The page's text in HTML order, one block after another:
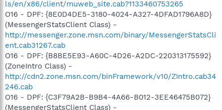
ls/en/x86/client/muweb_site.cab?1133460753265
O16 - DPF: {8E0D4DE5-3180-4024-A327-4DFAD1796A8D}
(MessengerStatsClient Class) -
http://messenger.zone.msn.com/binary/MessengerStatsCli
ent.cab31267.cab
O16 - DPF: {B8BE5E93-A60C-4D26-A2DC-220313175592}
(ZoneIntro Class) -
http://cdn2.zone.msn.com/binFramework/v10/ZIntro.cab34
246.cab
O16 - DPF: {C3F79A2B-B9B4-4A66-B012-3EE46475B072}
(MessengerStatsClient Class) -